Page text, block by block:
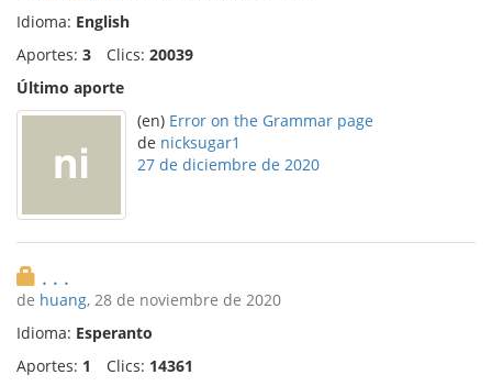
Idioma: English
Aportes: 3 Clics: 20039
Último aporte
(en) Error on the Grammar page
de nicksugar1
27 de diciembre de 2020
. . .
de huang, 28 de noviembre de 2020
Idioma: Esperanto
Aportes: 1 Clics: 14361